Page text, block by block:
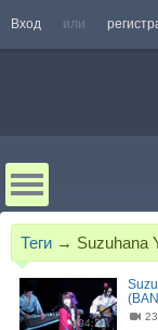
Вход или
Теги → Suzuhana
04:21